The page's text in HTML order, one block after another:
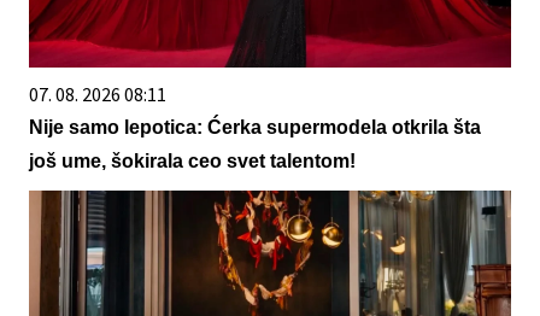
07. 08. 2026 08:11
Nije samo lepotica: Ćerka supermodela otkrila šta
još ume, šokirala ceo svet talentom!